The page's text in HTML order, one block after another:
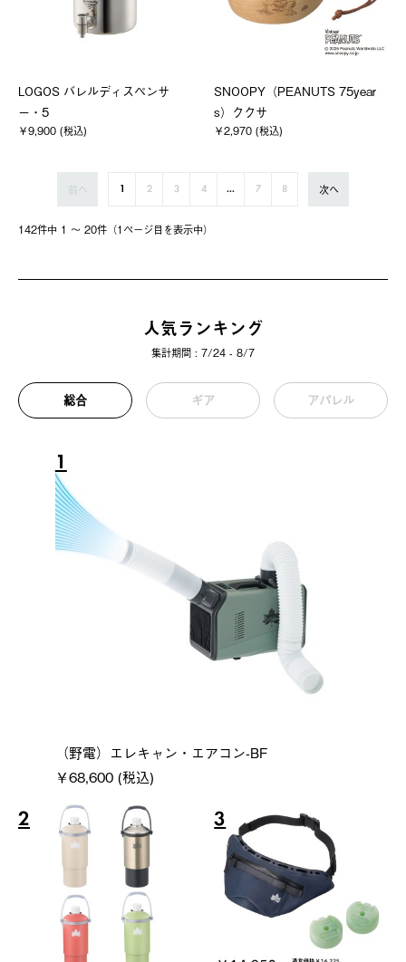
LOGOS バレルディスペンサ
ー・5
￥9,900 (税込)
SNOOPY（PEANUTS 75year
s）ククサ
￥2,970 (税込)
142件中 1 〜 20件（1ページ⽬を表⽰中）
前へ 1 2 3 4 ... 7 8 次へ
人気ランキング
集計期間 : 7/24 - 8/7
総合 ギア アパレル
1
（野電）エレキャン・エアコン-BF
￥68,600 (税込)
2 3